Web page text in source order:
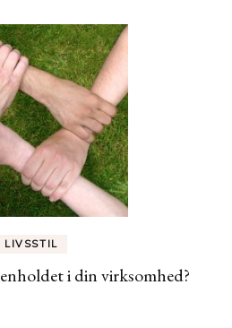
LIVSSTIL
i din virksomhed?